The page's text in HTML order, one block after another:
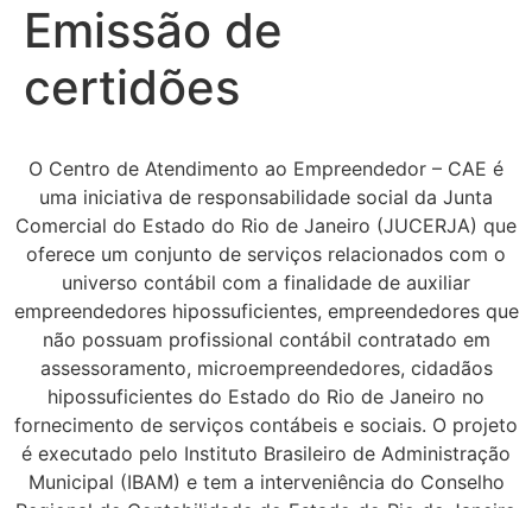
Emissão de
certidões
O Centro de Atendimento ao Empreendedor – CAE é
uma iniciativa de responsabilidade social da Junta
Comercial do Estado do Rio de Janeiro (JUCERJA) que
oferece um conjunto de serviços relacionados com o
universo contábil com a finalidade de auxiliar
empreendedores hipossuficientes, empreendedores que
não possuam profissional contábil contratado em
assessoramento, microempreendedores, cidadãos
hipossuficientes do Estado do Rio de Janeiro no
fornecimento de serviços contábeis e sociais. O projeto
é executado pelo Instituto Brasileiro de Administração
Municipal (IBAM) e tem a interveniência do Conselho